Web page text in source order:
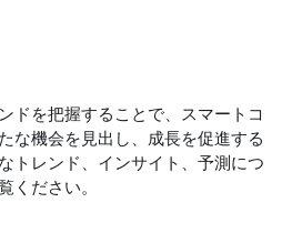
ドを把握することで、スマートコ
な機会を見出し、成長を促進する
トレンド、インサイト、予測につ
ください。